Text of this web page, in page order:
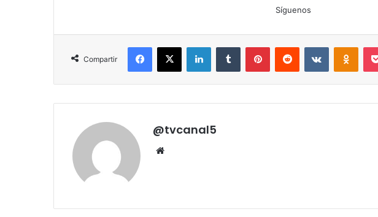
Síguenos
Compartir
Facebook
X LinkedInTumblr PinterestReddit VKontakte
@tvcanal5